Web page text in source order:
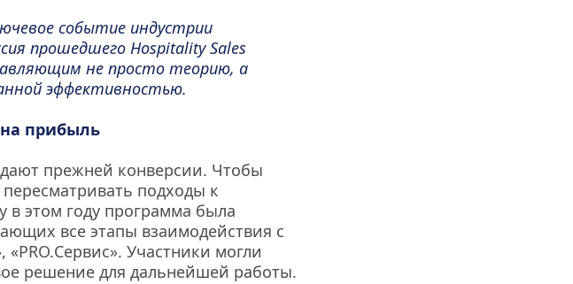
событие индустрии
прошедшего Hospitality Sales
не просто теорию, а
эффективностью.
прибыль
прежней конверсии. Чтобы
подходы к
в этом году программа была
все этапы взаимодействия с
Участники могли
решение для дальнейшей работы.